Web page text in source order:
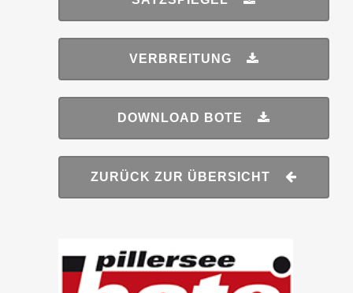
VERBREITUNG
DOWNLOAD BOTE
ZURÜCK ZUR ÜBERSICHT